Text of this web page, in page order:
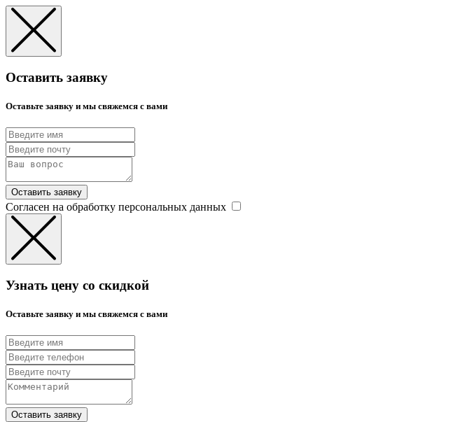
Оставить заявку
Оставьте заявку и мы свяжемся с вами
Оставить заявку
Согласен на обработку персональных данных
Узнать цену со скидкой
Оставьте заявку и мы свяжемся с вами
Оставить заявку